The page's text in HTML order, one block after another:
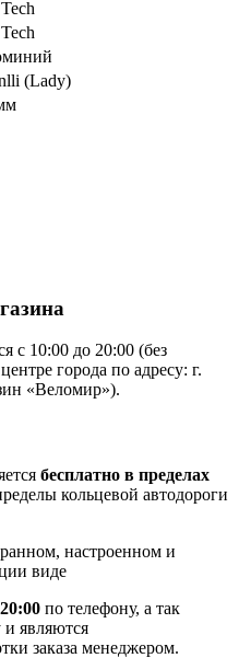
(Lady)
с 10:00 до 20:00 (без
города по адресу: г.
«Веломир»).
бесплатно в пределах
кольцевой автодороги
настроенном и
виде
по телефону, а так
и являются
заказа менеджером.